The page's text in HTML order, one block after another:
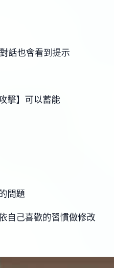
話也會看到提示
擊】可以蓄能
問題
自己喜歡的習慣做修改